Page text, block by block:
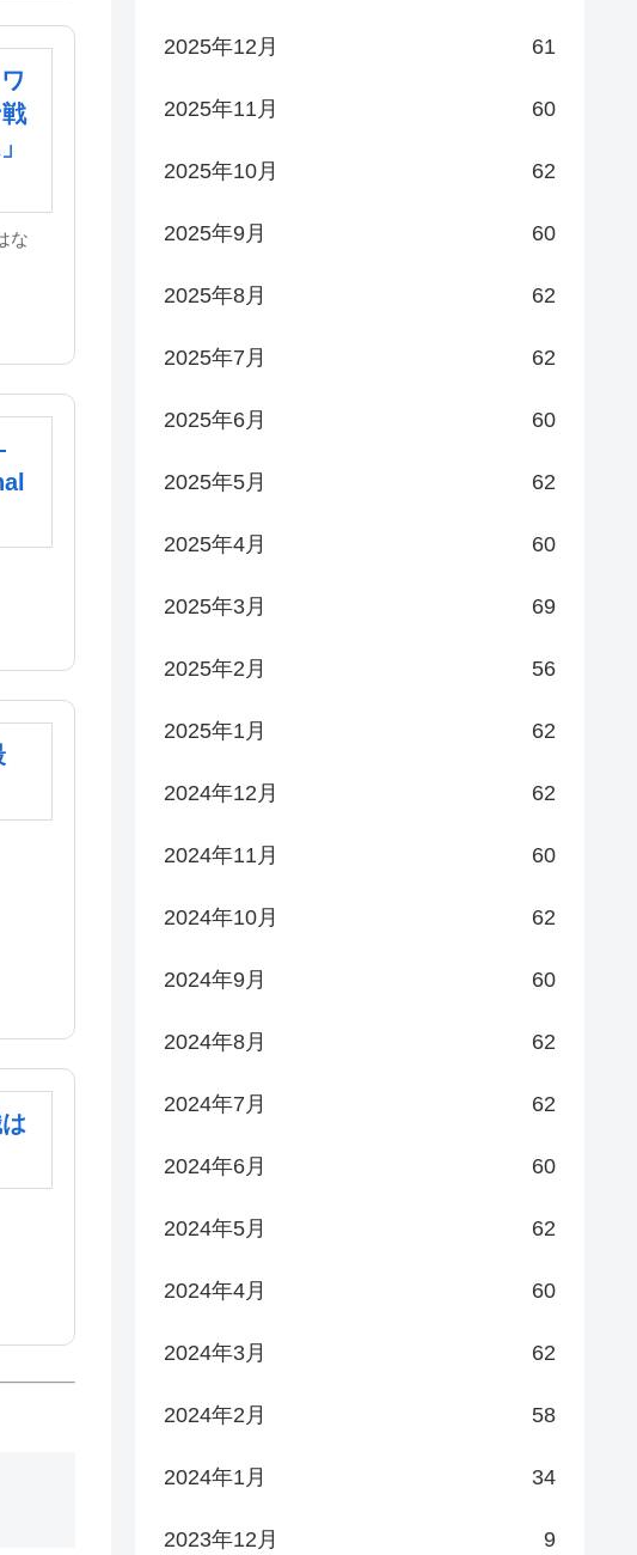
な
2025年12月 61
2025年11月 60
2025年10月 62
2025年9月 60
2025年8月 62
2025年7月 62
2025年6月 60
2025年5月 62
2025年4月 60
2025年3月 69
2025年2月 56
2025年1月 62
2024年12月 62
2024年11月 60
2024年10月 62
2024年9月 60
2024年8月 62
2024年7月 62
2024年6月 60
2024年5月 62
2024年4月 60
2024年3月 62
2024年2月 58
2024年1月 34
2023年12月 9